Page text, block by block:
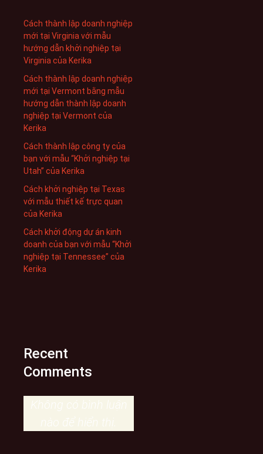
Cách thành lập doanh nghiệp
mới tại Virginia với mẫu
hướng dẫn khởi nghiệp tại
Virginia của Kerika
Cách thành lập doanh nghiệp
mới tại Vermont bằng mẫu
hướng dẫn thành lập doanh
nghiệp tại Vermont của
Kerika
Cách thành lập công ty của
bạn với mẫu “Khởi nghiệp tại
Utah” của Kerika
Cách khởi nghiệp tại Texas
với mẫu thiết kế trực quan
của Kerika
Cách khởi động dự án kinh
doanh của bạn với mẫu “Khởi
nghiệp tại Tennessee” của
Kerika
Recent
Comments
Không có bình luận
nào để hiển thị.